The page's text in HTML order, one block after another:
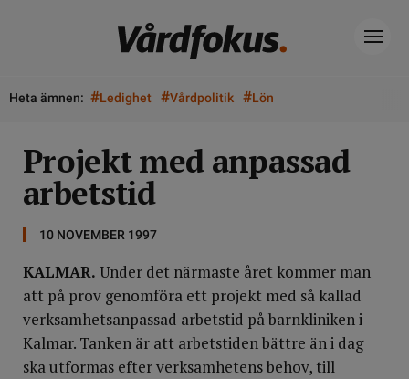
Heta ämnen: #Ledighet #Vårdpolitik #Lön
Projekt med anpassad
arbetstid
10 NOVEMBER 1997
KALMAR. Under det närmaste året kommer man
att på prov genomföra ett projekt med så kallad
verksamhetsanpassad arbetstid på barnkliniken i
Kalmar. Tanken är att arbetstiden bättre än i dag
ska utformas efter verksamhetens behov, till